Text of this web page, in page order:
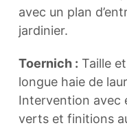
avec un plan
jardinier.
Toernich : Taille
longue haie de
Intervention avec
verts et finitions